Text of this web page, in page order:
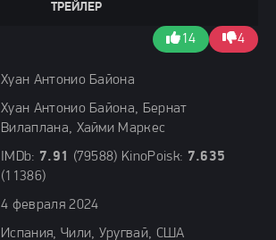
Хуан Антонио Байона
Хуан Антонио Байона, Бернат
Вилаплана, Хайми Маркес
IMDb: 7.91 (79588) KinoPoisk: 7.635
(11386)
4 февраля 2024
Испания, Чили, Уругвай, США
ТРЕЙЛЕР
14 4